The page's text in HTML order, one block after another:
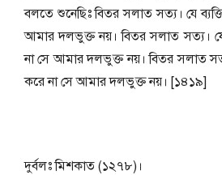
বলতে শুনেছিঃ বিতর সলাত সত্য। যে
আমার দলভুক্ত নয়। বিতর সলাত সত্য।
না সে আমার দলভুক্ত নয়। বিতর সলাত
করে না সে আমার দলভুক্ত নয়। [১৪১৯]
দুর্বলঃ মিশকাত (১২৭৮)।